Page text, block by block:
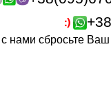
нами сбросьте